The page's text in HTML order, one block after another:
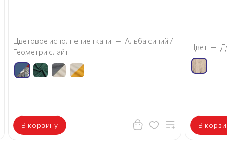
Цветовое исполнение ткани — Альба синий /
Геометри слайт
В корзину
Цвет —
В